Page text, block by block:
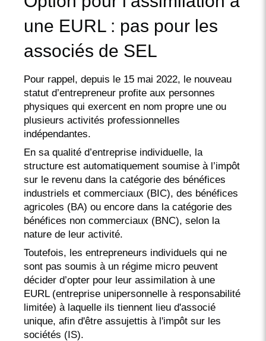
une EURL : pas pour les
associés de SEL
Pour rappel, depuis le 15 mai 2022, le nouveau
statut d’entrepreneur profite aux personnes
physiques qui exercent en nom propre une ou
plusieurs activités professionnelles
indépendantes.
En sa qualité d’entreprise individuelle, la
structure est automatiquement soumise à l’impôt
sur le revenu dans la catégorie des bénéfices
industriels et commerciaux (BIC), des bénéfices
agricoles (BA) ou encore dans la catégorie des
bénéfices non commerciaux (BNC), selon la
nature de leur activité.
Toutefois, les entrepreneurs individuels qui ne
sont pas soumis à un régime micro peuvent
décider d’opter pour leur assimilation à une
EURL (entreprise unipersonnelle à responsabilité
limitée) à laquelle ils tiennent lieu d'associé
unique, afin d'être assujettis à l'impôt sur les
sociétés (IS).